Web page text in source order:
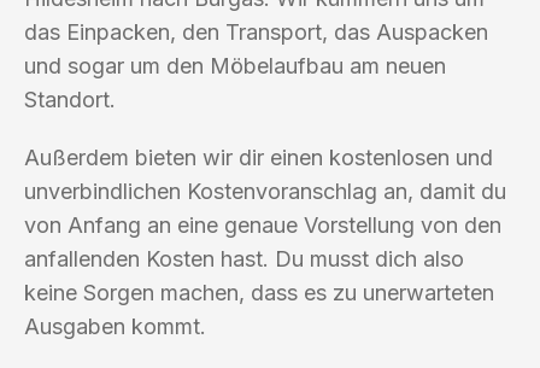
das Einpacken, den Transport, das Auspacken
und sogar um den Möbelaufbau am neuen
Standort.
Außerdem bieten wir dir einen kostenlosen und
unverbindlichen Kostenvoranschlag an, damit du
von Anfang an eine genaue Vorstellung von den
anfallenden Kosten hast. Du musst dich also
keine Sorgen machen, dass es zu unerwarteten
Ausgaben kommt.